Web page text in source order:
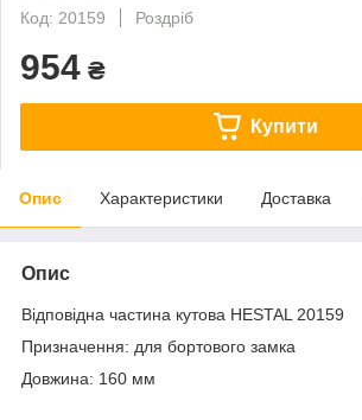
Код: 20159
Роздріб
954 ₴
Купити
Опис Характеристики Доставка
Опис
Відповідна частина кутова HESTAL 20159
Призначення: для бортового замка
Довжина: 160 мм